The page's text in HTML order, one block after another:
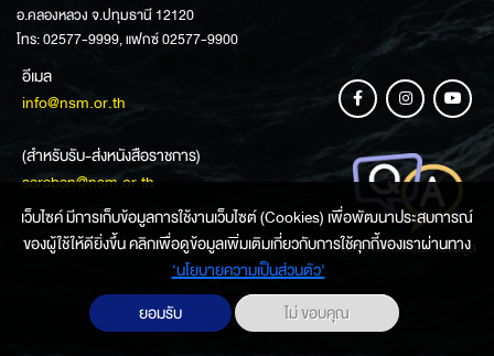
อ.คลองหลวง จ.ปทุมธานี 12120
โทร: 02577-9999, แฟกซ์ 02577-9900
อีเมล
info@nsm.or.th
(สำหรับรับ-ส่งหนังสือราชการ)
saraban@nsm.or.th
ช่องทางการสอบถามข้อมูล
เว็บไซค์ มีการเก็บข้อมูลการใช้งานเว็บไซต์ (Cookies) เพื่อพัฒนาประสบการณ์
ของผู้ใช้ให้ดียิ่งขึ้น คลิกเพื่อดูข้อมูลเพิ่มเติมเกี่ยวกับการใช้คุกกี้ของเราผ่านทาง
‘นโยบายความเป็นส่วนตัว'
ยอมรับ
ไม่ ขอบคุณ